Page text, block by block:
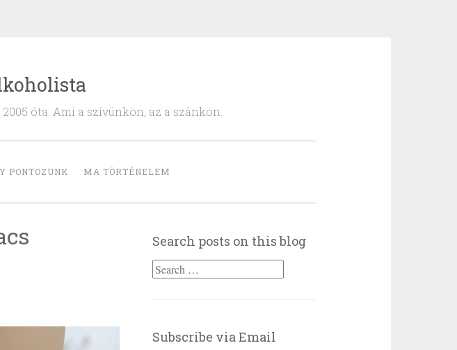
óta. Ami a szívünkön, az a szánkon.
PONTOZUNK MA TÖRTÉNELEM
Search posts on this blog
Search
Subscribe via Email